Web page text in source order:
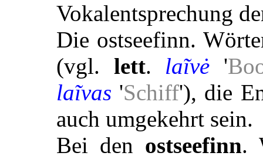
Vokalentsprechung
Die ostseefinn.
(vgl. lett. laĩvė '
laĩvas 'Schiff'), die
auch umgekehrt sein.
Bei den ostseefinn.